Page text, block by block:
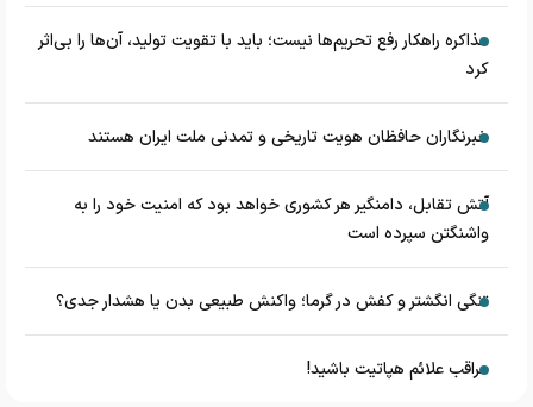
مذاکره راهکار رفع تحریم‌ها نیست؛ باید با تقویت تولید، آن‌ها را بی‌اثر
کرد
خبرنگاران حافظان هویت تاریخی و تمدنی ملت ایران هستند
آتش تقابل، دامنگیر هر کشوری خواهد بود که امنیت خود را به
واشنگتن سپرده است
تنگی انگشتر و کفش در گرما؛ واکنش طبیعی بدن یا هشدار جدی؟
مراقب علائم هپاتیت باشید!